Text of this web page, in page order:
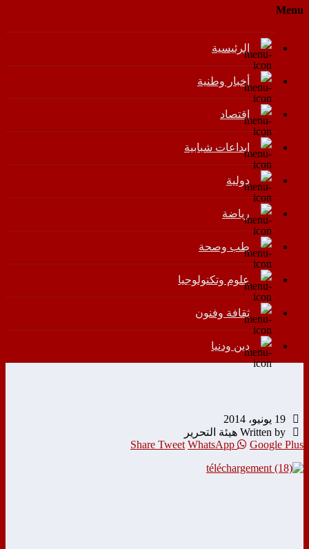
Menu
الرئيسية
أخبار وطنية
اقتصاد
إبداعات شبابية
دولية
رياضة
طب وصحة
علوم وتكنولوجيا
ثقافة وفنون
دين ودنيا
19 يونيو، 2014
Written by هيئة التحرير
Share Tweet WhatsApp Google Plus